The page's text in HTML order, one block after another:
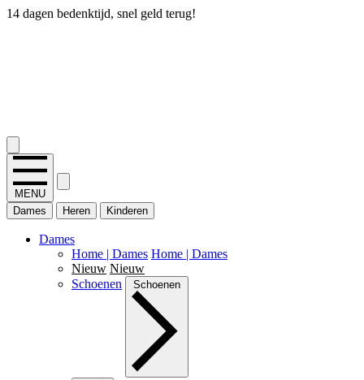
14 dagen bedenktijd, snel geld terug!
MENU
Dames
Heren Kinderen
Dames
Home | Dames Home | Dames
Nieuw Nieuw
Schoenen
Schoenen